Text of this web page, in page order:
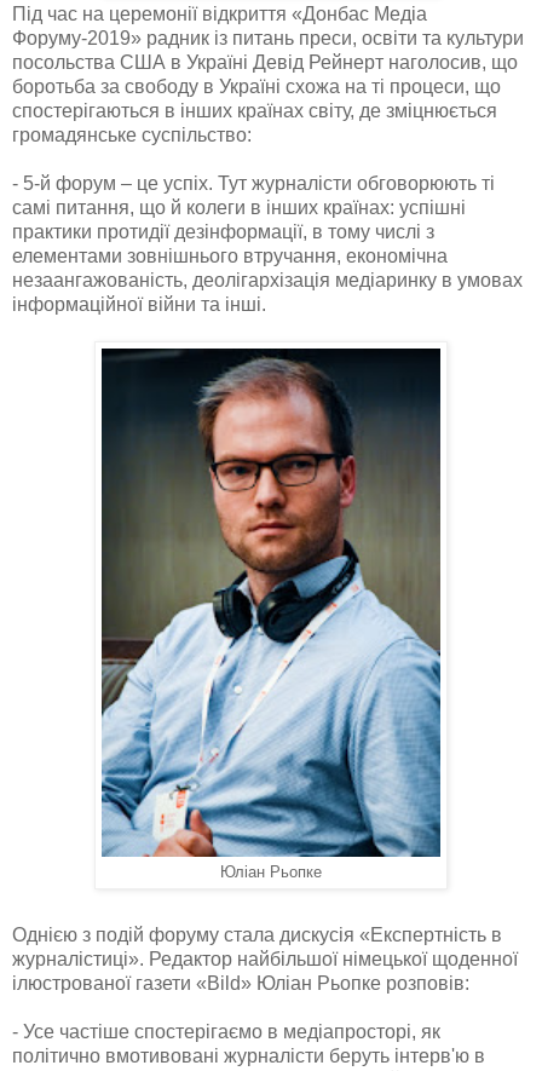
Під час на церемонії відкриття «Донбас Медіа
Форуму-2019» радник із питань преси, освіти та культури
посольства США в Україні Девід Рейнерт наголосив, що
боротьба за свободу в Україні схожа на ті процеси, що
спостерігаються в інших країнах світу, де зміцнюється
громадянське суспільство:
- 5-й форум – це успіх. Тут журналісти обговорюють ті
самі питання, що й колеги в інших країнах: успішні
практики протидії дезінформації, в тому числі з
елементами зовнішнього втручання, економічна
незаангажованість, деолігархізація медіаринку в умовах
інформаційної війни та інші.
Юліан Рьопке
Однією з подій форуму стала дискусія «Експертність в
журналістиці». Редактор найбільшої німецької щоденної
ілюстрованої газети «Bild» Юліан Рьопке розповів:
- Усе частіше спостерігаємо в медіапросторі, як
політично вмотивовані журналісти беруть інтерв'ю в